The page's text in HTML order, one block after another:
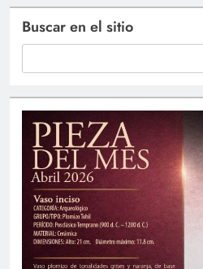
Buscar en el sitio